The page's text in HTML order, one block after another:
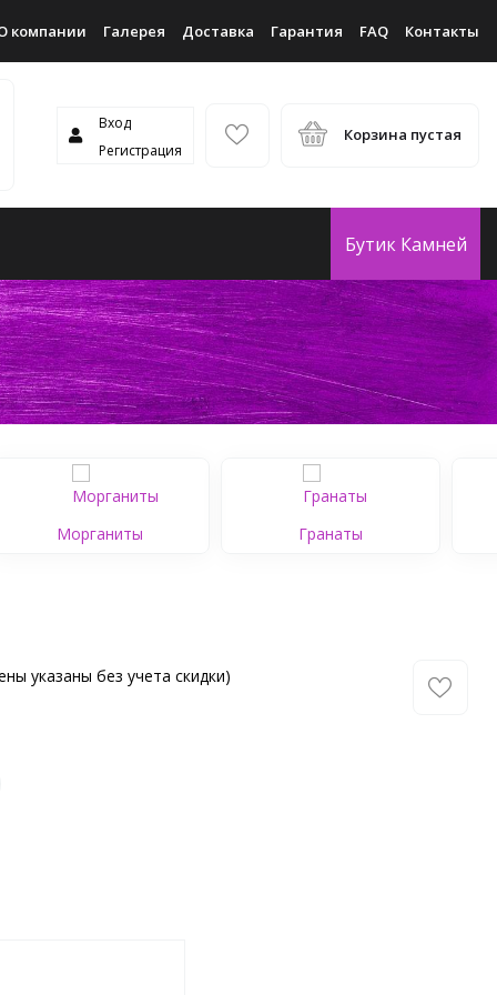
компании Галерея Доставка Гарантия FAQ Контакты
Вход
Регистрация
Корзина пустая
Бутик Камней
Морганиты Гранаты
указаны без учета скидки)